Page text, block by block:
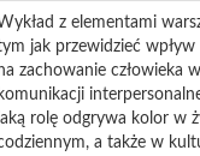
z elementami
jak przewidzieć
zachowanie człowieka
komunikacji
rolę odgrywa kolor w
a także w